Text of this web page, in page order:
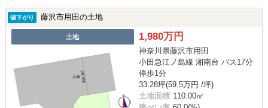
値下がり 藤沢市用田の土地
土地 1,980万円
神奈川県藤沢市用田
小田急江ノ島線 湘南台 バス17分
停歩1分
33.28坪(59.5万円 /坪)
土地面積 110.00㎡